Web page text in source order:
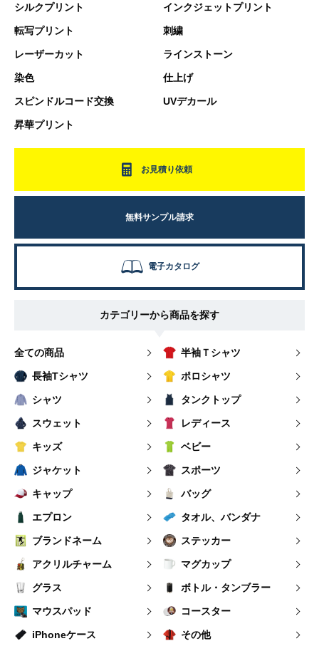
シルクプリント インクジェットプリント
転写プリント 刺繍
レーザーカット ラインストーン
染色 仕上げ
スピンドルコード交換 UVデカール
昇華プリント
お見積り依頼
無料サンプル請求
電子カタログ
カテゴリーから商品を探す
全ての商品 半袖Ｔシャツ
長袖Tシャツ ポロシャツ
シャツ タンクトップ
スウェット レディース
キッズ ベビー
ジャケット スポーツ
キャップ バッグ
エプロン タオル、バンダナ
ブランドネーム ステッカー
アクリルチャーム マグカップ
グラス ボトル・タンブラー
マウスパッド コースター
iPhoneケース その他